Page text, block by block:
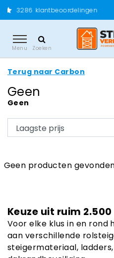
klantbeoordelingen
Menu Zoeken
Terug naar Carbon
Geen
Geen
Geen producten
Keuze uit ruim
Voor elke klus in en rond
aan verschillende
steigermateriaal,